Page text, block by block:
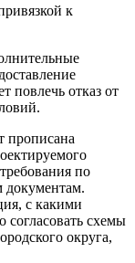
к
повлечь отказ от
прописана
по
с какими
согласовать схемы
округа,